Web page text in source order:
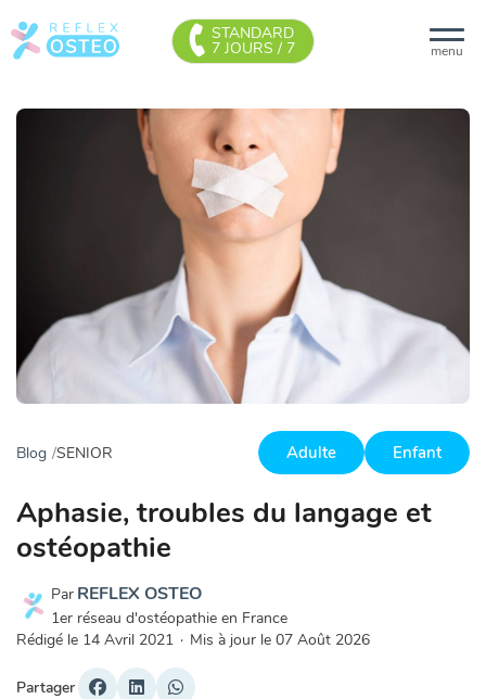
menu
STANDARD
7 JOURS / 7
Blog SENIOR Adulte Enfant
Aphasie, troubles du langage et
ostéopathie
Par REFLEX OSTEO
1er réseau d'ostéopathie en France
Rédigé le 14 Avril 2021 · Mis à jour le 07 Août 2026
Partager